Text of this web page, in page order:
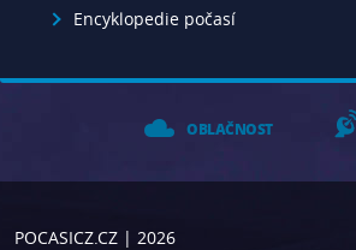
Encyklopedie počasí
OBLAČNOST
POCASICZ.CZ| 2026